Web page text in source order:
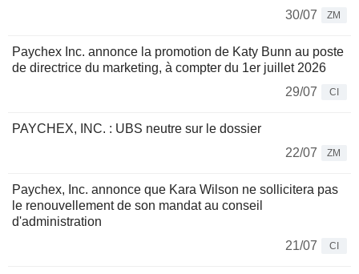
30/07
ZM
Paychex Inc. annonce la promotion de Katy Bunn au poste
de directrice du marketing, à compter du 1er juillet 2026
29/07
CI
PAYCHEX, INC. : UBS neutre sur le dossier
22/07
ZM
Paychex, Inc. annonce que Kara Wilson ne sollicitera pas
le renouvellement de son mandat au conseil
d'administration
21/07
CI